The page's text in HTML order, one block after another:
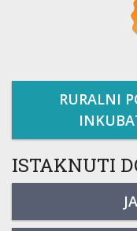
RURALNI
ISTAKNUTI